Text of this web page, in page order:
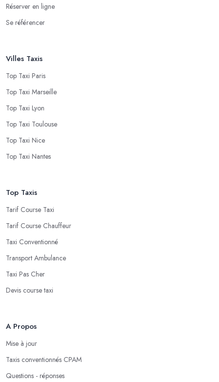
Réserver en ligne
Se référencer
Villes Taxis
Top Taxi Paris
Top Taxi Marseille
Top Taxi Lyon
Top Taxi Toulouse
Top Taxi Nice
Top Taxi Nantes
Top Taxis
Tarif Course Taxi
Tarif Course Chauffeur
Taxi Conventionné
Transport Ambulance
Taxi Pas Cher
Devis course taxi
A Propos
Mise à jour
Taxis conventionnés CPAM
Questions - réponses